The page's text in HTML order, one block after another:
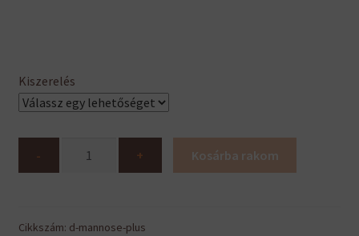
Kiszerelés
-
mennyiség
+ Kosárba rakom
Cikkszám: d-mannose-plus